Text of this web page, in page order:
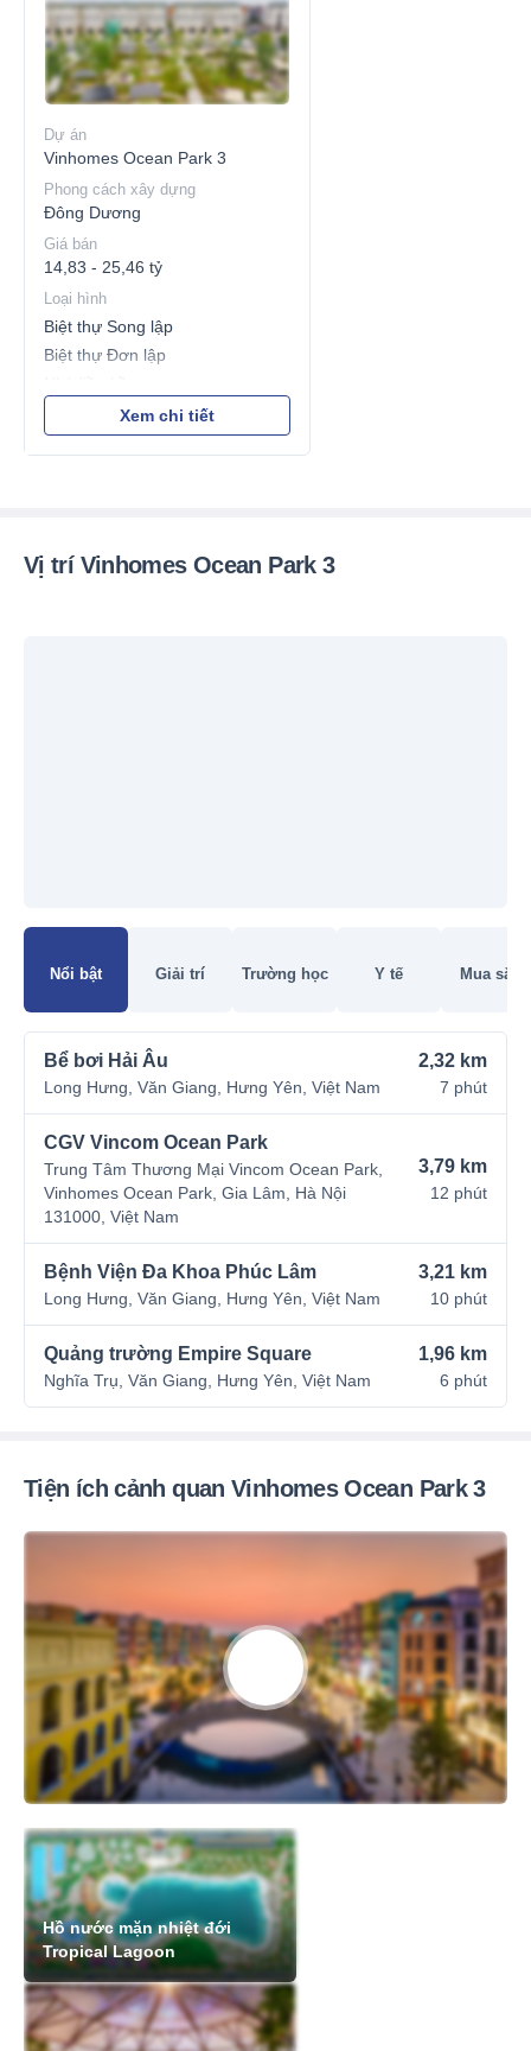
Dự án
Vinhomes Ocean Park 3
Phong cách xây dựng
Đông Dương
Giá bán
14,83 - 25,46 tỷ
Loại hình
Biệt thự Song lập
Biệt thự Đơn lập
ShophouseXem chi tiết
Vị trí Vinhomes Ocean Park 3
Nổi bật Giải trí Trường học Y tế Mua sắm
Bể bơi Hải Âu
Long Hưng, Văn Giang, Hưng Yên, Việt Nam
2,32 km
7 phút
CGV Vincom Ocean Park
Trung Tâm Thương Mại Vincom Ocean Park,
Vinhomes Ocean Park, Gia Lâm, Hà Nội
131000, Việt Nam
3,79 km
12 phút
Bệnh Viện Đa Khoa Phúc Lâm
Long Hưng, Văn Giang, Hưng Yên, Việt Nam
3,21 km
10 phút
Quảng trường Empire Square
Nghĩa Trụ, Văn Giang, Hưng Yên, Việt Nam
1,96 km
6 phút
Tiện ích cảnh quan Vinhomes Ocean Park 3
Hồ nước mặn nhiệt đới
Tropical Lagoon